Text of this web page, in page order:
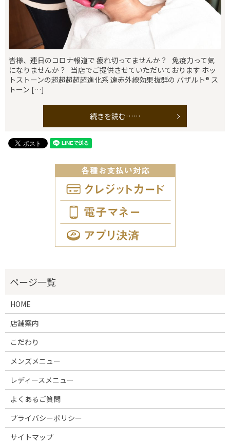
皆様、連日のコロナ報道で 疲れ切ってませんか？ 免疫力って気
になりませんか？ 当店でご提供させていただいております ホッ
トストーンの超超超超超進化系 遠赤外線効果抜群の バザルト®︎ ス
トーン […]
続きを読む……
HOME
店舗案内
こだわり
メンズメニュー
レディースメニュー
よくあるご質問
プライバシーポリシー
サイトマップ